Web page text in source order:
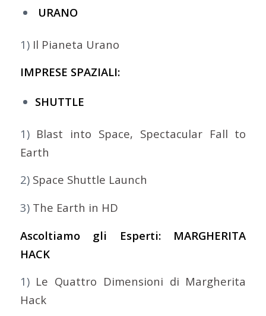
URANO
1) Il Pianeta Urano
IMPRESE SPAZIALI:
SHUTTLE
1) Blast into Space, Spectacular Fall to
Earth
2) Space Shuttle Launch
3) The Earth in HD
Ascoltiamo gli Esperti: MARGHERITA
HACK
1) Le Quattro Dimensioni di Margherita
Hack